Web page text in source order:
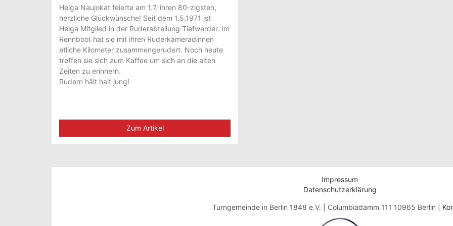
Helga Naujokat feierte am 1.7. ihren 80-zigsten,
herzliche Glückwünsche! Seit dem 1.5.1971 ist
Helga Mitglied in der Ruderabteilung Tiefwerder. Im
Rennboot hat sie mit ihren Ruderkameradinnen
etliche Kilometer zusammengerudert. Noch heute
treffen sie sich zum Kaffee um sich an die alten
Zeiten zu erinnern.
Rudern hält halt jung!
Zum Artikel
Impressum
Datenschutzerklärung
Turngemeinde in Berlin 1848 e.V. | Columbiadamm 111 10965 Berlin |